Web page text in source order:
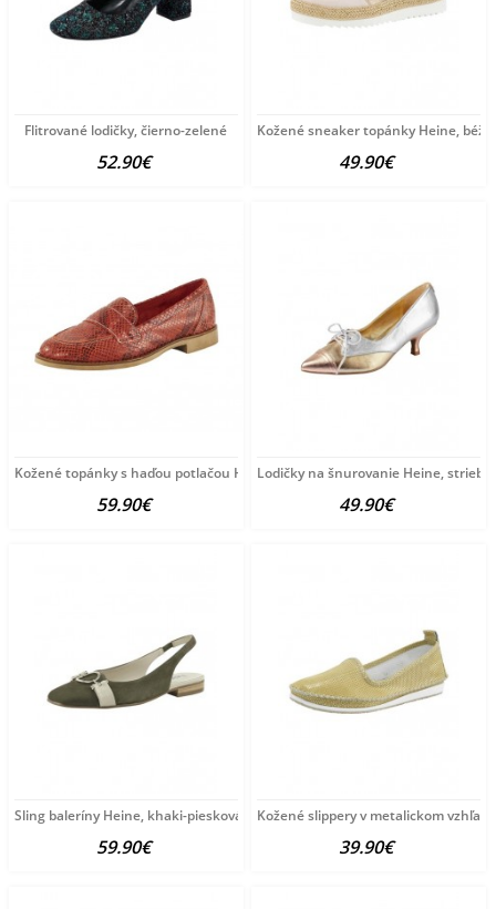
Flitrované lodičky, čierno-zelené
52.90€
Kožené sneaker topánky Heine,
49.90€
Kožené topánky s haďou potlačou Heine, červená
59.90€
Lodičky na šnurovanie Heine,
49.90€
Sling baleríny Heine, khaki-piesková
59.90€
Kožené slippery v metalickom
39.90€